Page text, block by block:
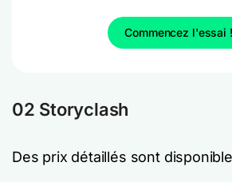
Commencez l'essai !
02 Storyclash
Des prix détaillés sont